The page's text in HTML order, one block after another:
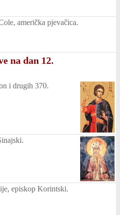
američka pjevačica.
na dan 12.
i drugih 370.
episkop Korintski.